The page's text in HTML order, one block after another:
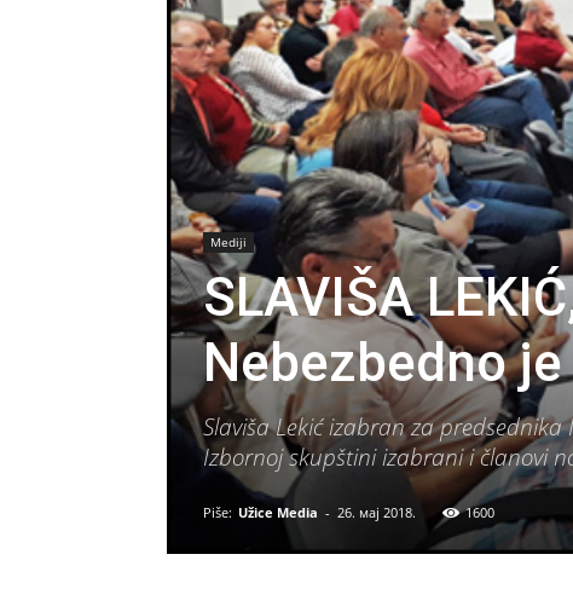
Mediji
SLAVIŠA
Nebezbedno
Slaviša Lekić izabran za
Izbornoj skupštini izabrani i članovi
Piše: Užice Media - 26. мај 2018. 1600